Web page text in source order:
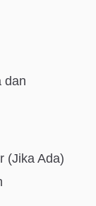
dan
(Jika Ada)